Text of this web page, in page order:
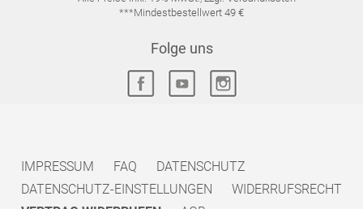
***Mindestbestellwert 49 €
Folge uns
IMPRESSUM FAQ
DATENSCHUTZ
DATENSCHUTZ-EINSTELLUNGEN
WIDERRUFSRECHT